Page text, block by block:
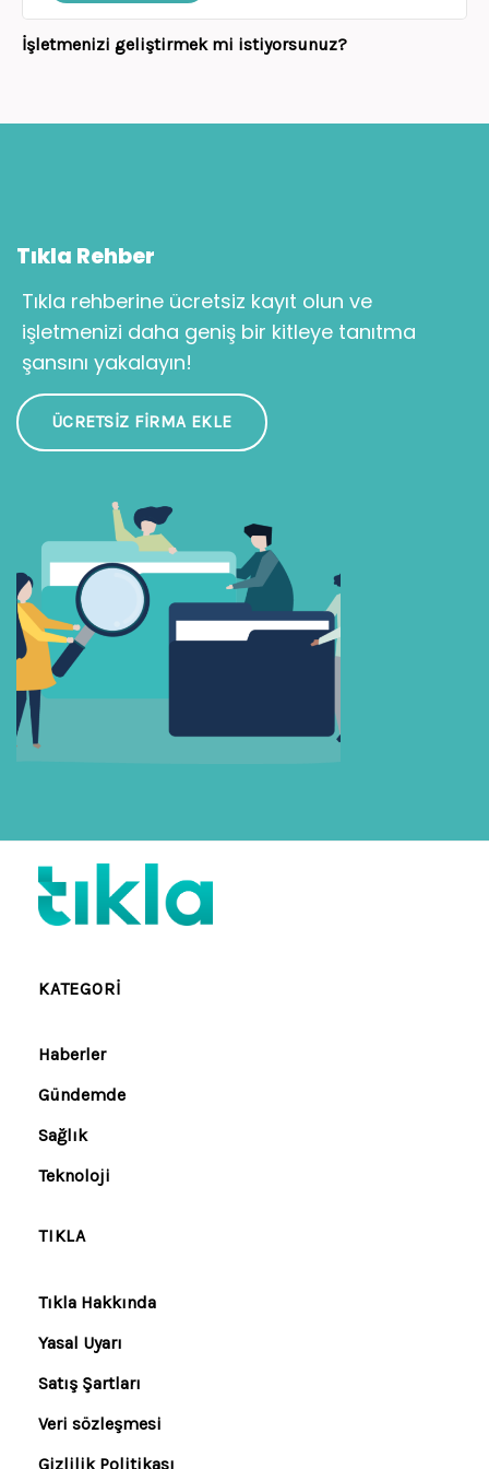
İşletmenizi geliştirmek mi istiyorsunuz?
Tıkla Rehber
Tıkla rehberine ücretsiz kayıt olun ve
işletmenizi daha geniş bir kitleye tanıtma
şansını yakalayın!
ÜCRETSIZ FIRMA EKLE
KATEGORI
Haberler
Gündemde
Sağlık
Teknoloji
TIKLA
Tıkla Hakkında
Yasal Uyarı
Satış Şartları
Veri sözleşmesi
Gizlilik Politikası
Beni Hatırla
Parolanızı mı unuttunuz?